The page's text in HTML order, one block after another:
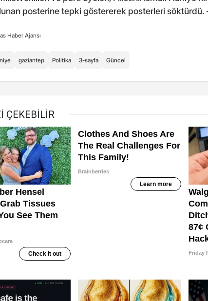
posterine tepki göstererek posterleri söktürdü.
Haber Ajansı
gaziantep Politika 3-sayfa Güncel